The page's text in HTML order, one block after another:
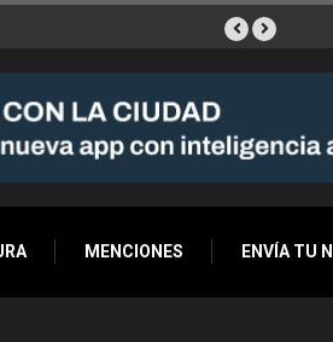
MENCIONES ENVÍA TU